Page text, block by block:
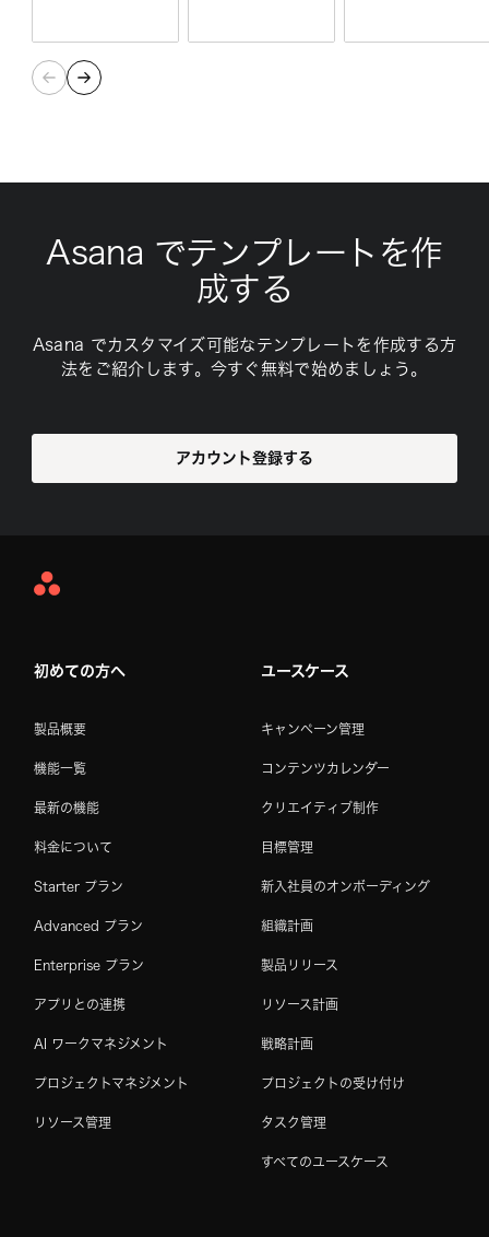
Asana でテンプレートを作
成する
Asana でカスタマイズ可能なテンプレートを作成する方
法をご紹介します。今すぐ無料で始めましょう。
アカウント登録する
Asana
初めての方へ
製品概要
機能一覧
最新の機能
料金について
Starter プラン
Advanced プラン
Enterprise プラン
アプリとの連携
AI ワークマネジメント
プロジェクトマネジメント
リソース管理
ユースケース
キャンペーン管理
コンテンツカレンダー
クリエイティブ制作
目標管理
新入社員のオンボーディング
組織計画
製品リリース
リソース計画
戦略計画
プロジェクトの受け付け
タスク管理
すべてのユースケース